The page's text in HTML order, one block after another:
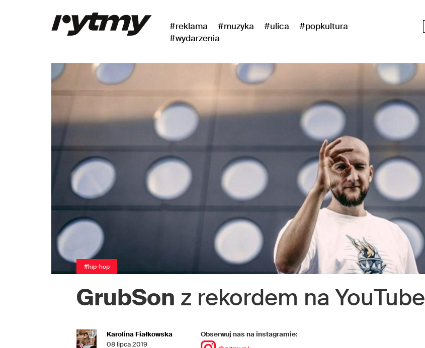
#reklama #muzyka #ulica
#popkultura
#wydarzenia
#hip-hop
GrubSon z rekordem na YouTube
Karolina Fiałkowska
08 lipca 2019
Obserwuj nas na instagramie: